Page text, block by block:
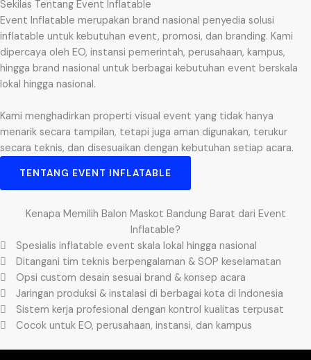
Sekilas Tentang Event Inflatable
Event Inflatable merupakan brand nasional penyedia solusi
inflatable untuk kebutuhan event, promosi, dan branding. Kami
dipercaya oleh EO, instansi pemerintah, perusahaan, kampus,
hingga brand nasional untuk berbagai kebutuhan event berskala
lokal hingga nasional.
Kami menghadirkan properti visual event yang tidak hanya
menarik secara tampilan, tetapi juga aman digunakan, terukur
secara teknis, dan disesuaikan dengan kebutuhan setiap acara.
TENTANG EVENT INFLATABLE
Kenapa Memilih Balon Maskot Bandung Barat dari Event
Inflatable?
Spesialis inflatable event skala lokal hingga nasional
Ditangani tim teknis berpengalaman & SOP keselamatan
Opsi custom desain sesuai brand & konsep acara
Jaringan produksi & instalasi di berbagai kota di Indonesia
Sistem kerja profesional dengan kontrol kualitas terpusat
Cocok untuk EO, perusahaan, instansi, dan kampus